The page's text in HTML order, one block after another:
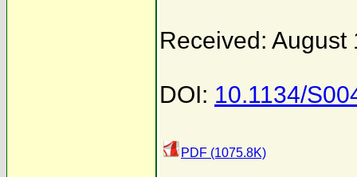
Received: August
DOI: 10.1134/
PDF (1075.8K)